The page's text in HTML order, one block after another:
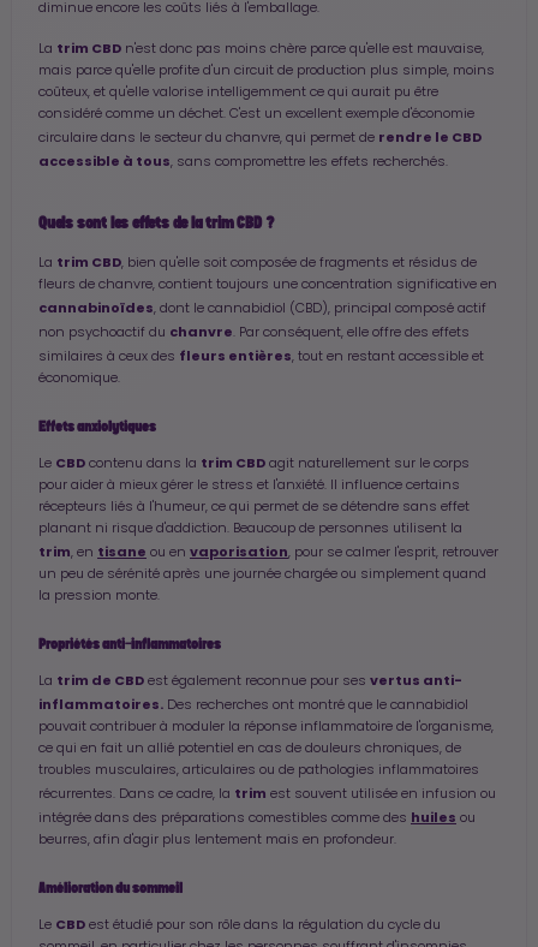
diminue encore les coûts liés à l'emballage.
La trim CBD n'est donc pas moins chère parce qu'elle est mauvaise,
mais parce qu'elle profite d'un circuit de production plus simple, moins
coûteux, et qu'elle valorise intelligemment ce qui aurait pu être
considéré comme un déchet. C'est un excellent exemple d'économie
circulaire dans le secteur du chanvre, qui permet de rendre le CBD
accessible à tous, sans compromettre les effets recherchés.
Quels sont les effets de la trim CBD ?
La trim CBD, bien qu'elle soit composée de fragments et résidus de
fleurs de chanvre, contient toujours une concentration significative en
cannabinoïdes, dont le cannabidiol (CBD), principal composé actif
non psychoactif du chanvre. Par conséquent, elle offre des effets
similaires à ceux des fleurs entières, tout en restant accessible et
économique.
Effets anxiolytiques
Le CBD contenu dans la trim CBD agit naturellement sur le corps
pour aider à mieux gérer le stress et l'anxiété. Il influence certains
récepteurs liés à l'humeur, ce qui permet de se détendre sans effet
planant ni risque d'addiction. Beaucoup de personnes utilisent la
trim, en tisane ou en vaporisation, pour se calmer l'esprit, retrouver
un peu de sérénité après une journée chargée ou simplement quand
la pression monte.
Propriétés anti-inflammatoires
La trim de CBD est également reconnue pour ses vertus anti-
inflammatoires. Des recherches ont montré que le cannabidiol
pouvait contribuer à moduler la réponse inflammatoire de l'organisme,
ce qui en fait un allié potentiel en cas de douleurs chroniques, de
troubles musculaires, articulaires ou de pathologies inflammatoires
récurrentes. Dans ce cadre, la trim est souvent utilisée en infusion ou
intégrée dans des préparations comestibles comme des huiles ou
beurres, afin d'agir plus lentement mais en profondeur.
Amélioration du sommeil
Le CBD est étudié pour son rôle dans la régulation du cycle du